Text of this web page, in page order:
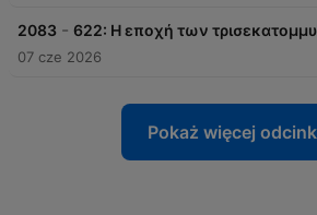
2083 - 622: Η εποχή των
07 cze 2026
Pokaż więcej